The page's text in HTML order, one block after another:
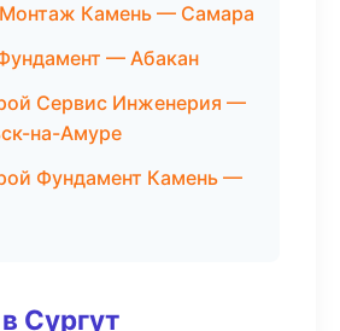
Камень — Самара
— Абакан
Сервис Инженерия —
на-Амуре
Фундамент Камень —
Сургут